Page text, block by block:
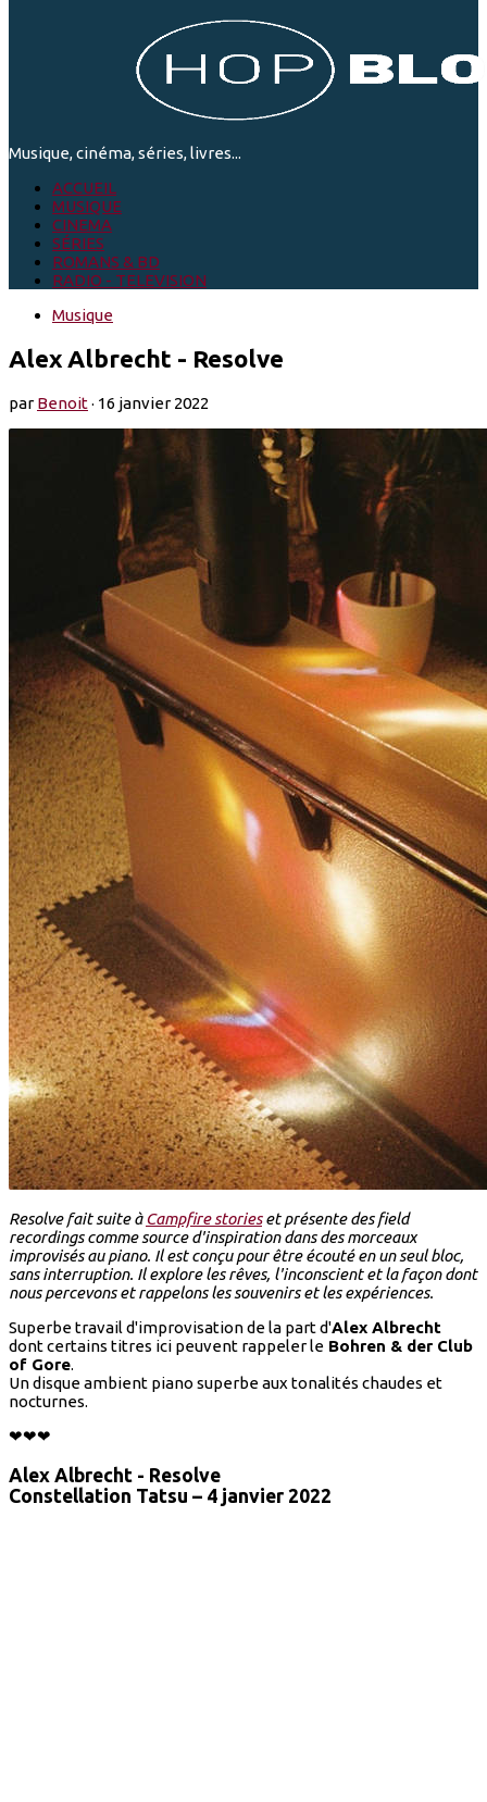
Musique, cinéma, séries, livres...
ACCUEIL
MUSIQUE
CINEMA
SÉRIES
ROMANS & BD
RADIO - TELEVISION
Musique
Alex Albrecht - Resolve
parBenoit· 16 janvier 2022
Resolve fait suite àCampfire storieset présente des field
recordings comme source d'inspiration dans des morceaux
improvisés au piano. Il est conçu pour être écouté en un seul bloc,
sans interruption. Il explore les rêves, l'inconscient et la façon dont
nous percevons et rappelons les souvenirs et les expériences.
Superbe travail d'improvisation de la part d'Alex Albrecht
dont certains titres ici peuvent rappeler le Bohren & der Club
of Gore.
Un disque ambient piano superbe aux tonalités chaudes et
nocturnes.
❤❤❤
Alex Albrecht - Resolve
Constellation Tatsu – 4 janvier 2022